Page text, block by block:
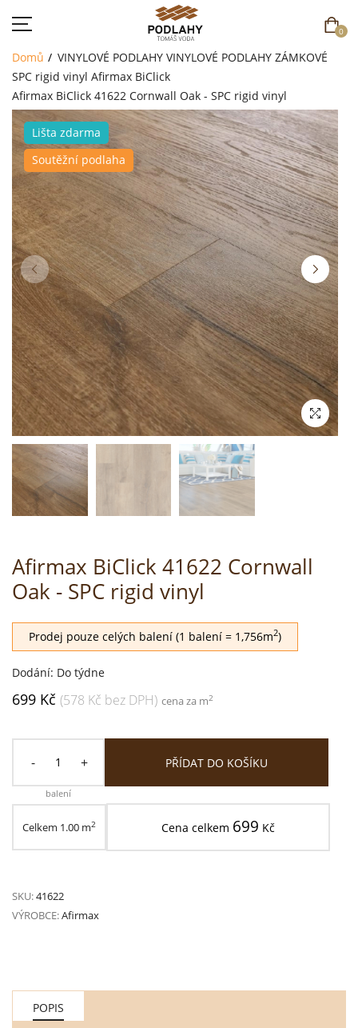
0
DOMŮ
SORTIMENT
AKCE
CENÍK
REFERENCE
SOUTĚŽ
KONTAKT
Domů VINYLOVÉ PODLAHY VINYLOVÉ PODLAHY ZÁMKOVÉ
SPC rigid vinyl Afirmax BiClick
Afirmax BiClick 41622 Cornwall Oak - SPC rigid vinyl
Lišta zdarma
Soutěžní podlaha
Afirmax BiClick 41622 Cornwall
Oak - SPC rigid vinyl
Prodej pouze celých balení (1 balení = 1,756m2)
Dodání: Do týdne
699 Kč (578 Kč bez DPH) cena za m2
- +
balení
PŘÍDAT DO KOŠÍKU
Celkem 1.00 m2 Cena celkem 699 Kč
SKU:41622
VÝROBCE:Afirmax
POPIS